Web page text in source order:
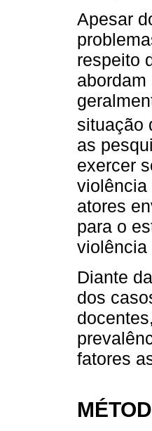
Apesar
respeito
abordam
situação
as
exercer
violência
atores
para o
violência
Diante
dos
fatores